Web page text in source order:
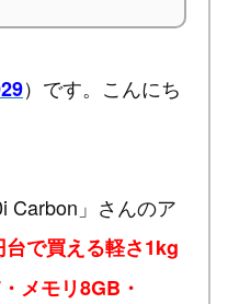
）です。こんにち
Carbon」さんのア
台で買える軽さ1kg
メモリ8GB・